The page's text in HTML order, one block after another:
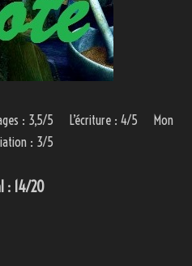
: 3,5/5 L’écriture : 4/5 Mon
: 3/5
: 14/20